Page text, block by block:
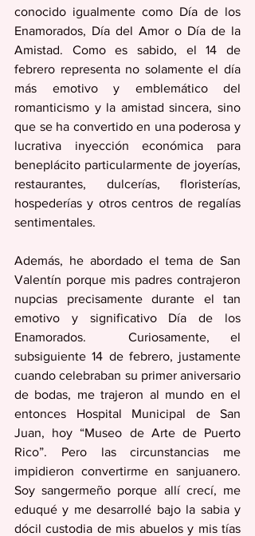
conocido igualmente como Día de los
Enamorados, Día del Amor o Día de la
Amistad. Como es sabido, el 14 de
febrero representa no solamente el día
más emotivo y emblemático del
romanticismo y la amistad sincera, sino
que se ha convertido en una poderosa y
lucrativa inyección económica para
beneplácito particularmente de joyerías,
restaurantes, dulcerías, floristerías,
hospederías y otros centros de regalías
sentimentales.
Además, he abordado el tema de San
Valentín porque mis padres contrajeron
nupcias precisamente durante el tan
emotivo y significativo Día de los
Enamorados.  Curiosamente, el
subsiguiente 14 de febrero, justamente
cuando celebraban su primer aniversario
de bodas, me trajeron al mundo en el
entonces Hospital Municipal de San
Juan, hoy “Museo de Arte de Puerto
Rico”. Pero las circunstancias me
impidieron convertirme en sanjuanero.
Soy sangermeño porque allí crecí, me
eduqué y me desarrollé bajo la sabia y
dócil custodia de mis abuelos y mis tías